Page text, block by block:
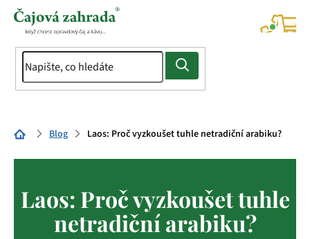
Přejít
Domů Blog Laos: Proč vyzkoušet tuhle netradiční arabiku?
Laos: Proč vyzkoušet tuhle
netradiční arabiku?